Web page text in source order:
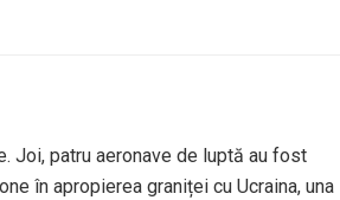
Joi, patru aeronave de luptă au fost
în apropierea graniței cu Ucraina, una